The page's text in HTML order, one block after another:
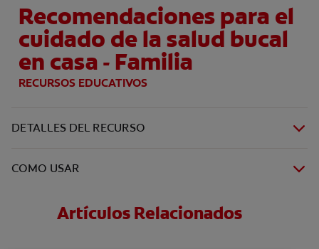
Recomendaciones para el
cuidado de la salud bucal
en casa - Familia
RECURSOS EDUCATIVOS
DETALLES DEL RECURSO
COMO USAR
Artículos Relacionados